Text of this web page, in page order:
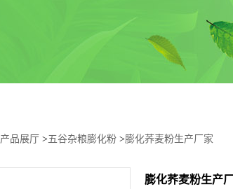
产品展厅 >五谷杂粮膨化粉 >膨化荞麦粉生产厂家
膨化荞麦粉生产